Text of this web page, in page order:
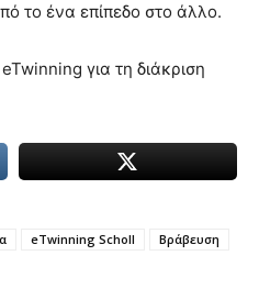
το ένα επίπεδο στο άλλο.
για τη διάκριση
eTwinning Scholl
Βράβευση